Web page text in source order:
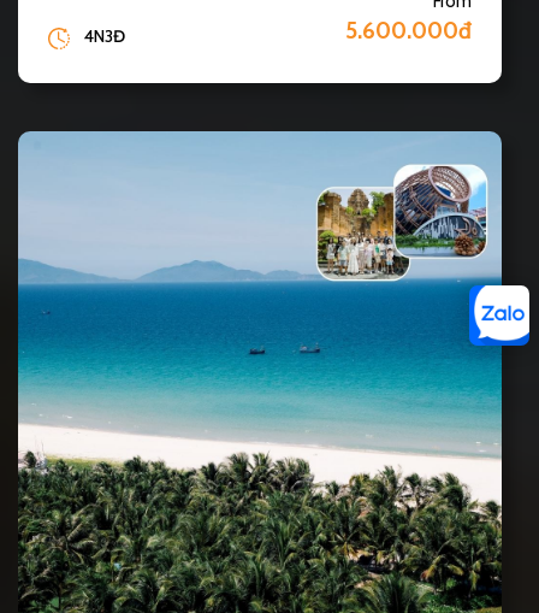
5.600.000đ
4N3Đ